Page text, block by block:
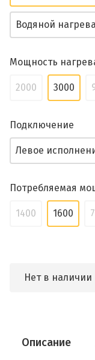
Водяной
Мощность
2000 3000
Подключение
Левое
Потребляемая
1400 1600
Нет в наличии
Описание